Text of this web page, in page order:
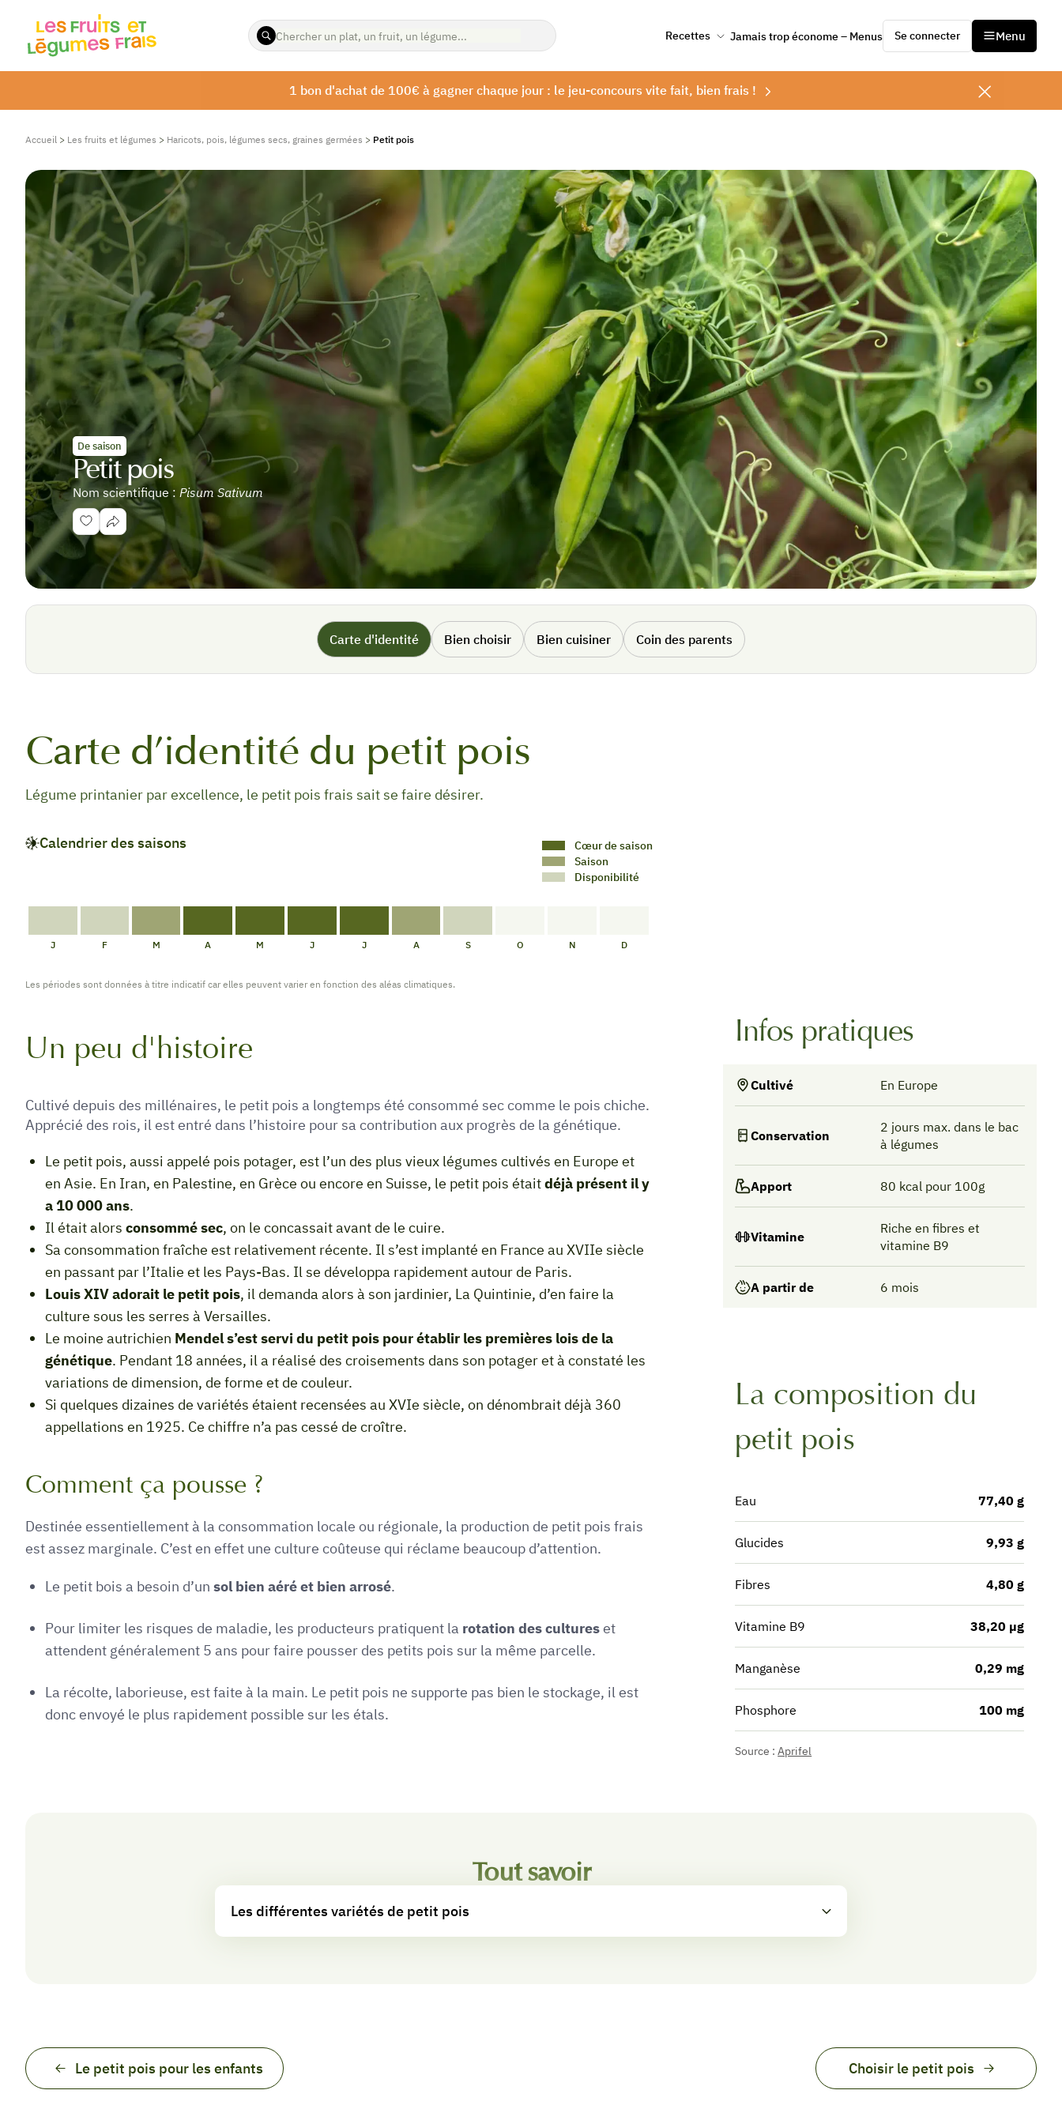
ENTREZ
LES
RECHERCHER
Recettes Jamais trop économe – Menus Se connecter Menu
1 bon d'achat de 100€ à gagner chaque jour : le jeu-concours vite fait, bien frais !
Accueil > Les fruits et légumes > Haricots, pois, légumes secs, graines germées > Petit pois
De saison
Petit pois
Nom scientifique : Pisum Sativum
Carte d'identité Bien choisir Bien cuisiner Coin des parents
Carte d’identité du petit pois
Légume printanier par excellence, le petit pois frais sait se faire désirer.
Calendrier des saisons
Cœur de saison
Saison
Disponibilité
SAISON
DE
SAISON
DE
SAISON
DE
SAISON
DE
SAISON
SAISON
DISPONIBILITÉDISPONIBILITÉDISPONIBILITÉ
J F M A M J J A S O N D
Les périodes sont données à titre indicatif car elles peuvent varier en fonction des aléas climatiques.
Infos pratiques
Cultivé En Europe
Conservation
2 jours max. dans le bac
à légumes
Apport 80 kcal pour 100g
Vitamine
Riche en fibres et
vitamine B9
A partir de 6 mois
La composition du
petit pois
Eau 77,40 g
Glucides 9,93 g
Fibres 4,80 g
Vitamine B9 38,20 µg
Manganèse 0,29 mg
Phosphore 100 mg
Source :Aprifel
Un peu d'histoire
Cultivé depuis des millénaires, le petit pois a longtemps été consommé sec comme le pois chiche.
Apprécié des rois, il est entré dans l’histoire pour sa contribution aux progrès de la génétique.
Le petit pois, aussi appelé pois potager, est l’un des plus vieux légumes cultivés en Europe et
en Asie. En Iran, en Palestine, en Grèce ou encore en Suisse, le petit pois étaitdéjà présent il y
a 10 000 ans.
Il était alors consommé sec, on le concassait avant de le cuire.
Sa consommation fraîche est relativement récente. Il s’est implanté en France au XVIIe siècle
en passant par l’Italie et les Pays-Bas. Il se développa rapidement autour de Paris.
Louis XIV adorait le petit pois, il demanda alors à son jardinier, La Quintinie, d’en faire la
culture sous les serres à Versailles.
Le moine autrichien Mendel s’est servi du petit pois pour établir les premières lois de la
génétique. Pendant 18 années, il a réalisé des croisements dans son potager et à constaté les
variations de dimension, de forme et de couleur.
Si quelques dizaines de variétés étaient recensées au XVIe siècle, on dénombrait déjà 360
appellations en 1925. Ce chiffre n’a pas cessé de croître.
Comment ça pousse ?
Destinée essentiellement à la consommation locale ou régionale, la production de petit pois frais
est assez marginale. C’est en effet une culture coûteuse qui réclame beaucoup d’attention.
Le petit bois a besoin d’un sol bien aéré et bien arrosé.
Pour limiter les risques de maladie, les producteurs pratiquent la rotation des cultureset
attendent généralement 5 ans pour faire pousser des petits pois sur la même parcelle.
La récolte, laborieuse, est faite à la main. Le petit pois ne supporte pas bien le stockage, il est
donc envoyé le plus rapidement possible sur les étals.
Tout savoir
Les différentes variétés de petit pois
Le petit pois pour les enfants Choisir le petit pois